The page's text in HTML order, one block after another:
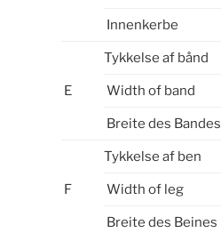
Innenkerbe
E
Tykkelse af bånd
Width of band
Breite des Bandes
F
Tykkelse af ben
Width of leg
Breite des Beines